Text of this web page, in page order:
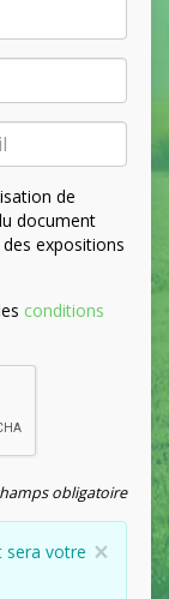
de
document
expositions
conditions
obligatoire
×
sera votre